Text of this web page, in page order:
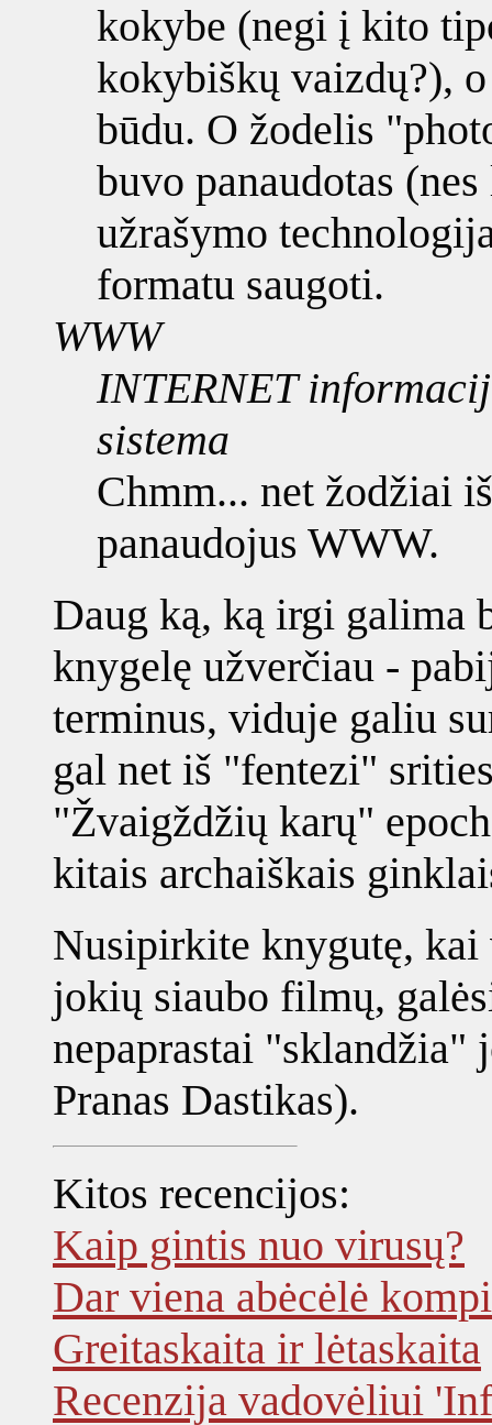
kokybe (negi į kito
kokybiškų vaizdų?),
būdu. O žodelis
buvo panaudotas
užrašymo
formatu saugoti.
WWW
INTERNET
sistema
Chmm... net žodžiai
panaudojus WWW.
Daug ką, ką irgi galima
knygelę užverčiau -
terminus, viduje galiu
gal net iš "fentezi"
"Žvaigždžių karų"
kitais archaiškais
Nusipirkite knygutę, kai
jokių siaubo filmų,
nepaprastai "sklandžia"
Pranas Dastikas).
Kitos recencijos:
Kaip gintis nuo virusų?
Dar viena abėcėlė
Greitaskaita ir lėtaskaita
Recenzija vadovėliui